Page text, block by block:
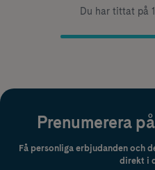
Du har tittat på
Prenumerera
Få personliga erbjudanden och
direkt i